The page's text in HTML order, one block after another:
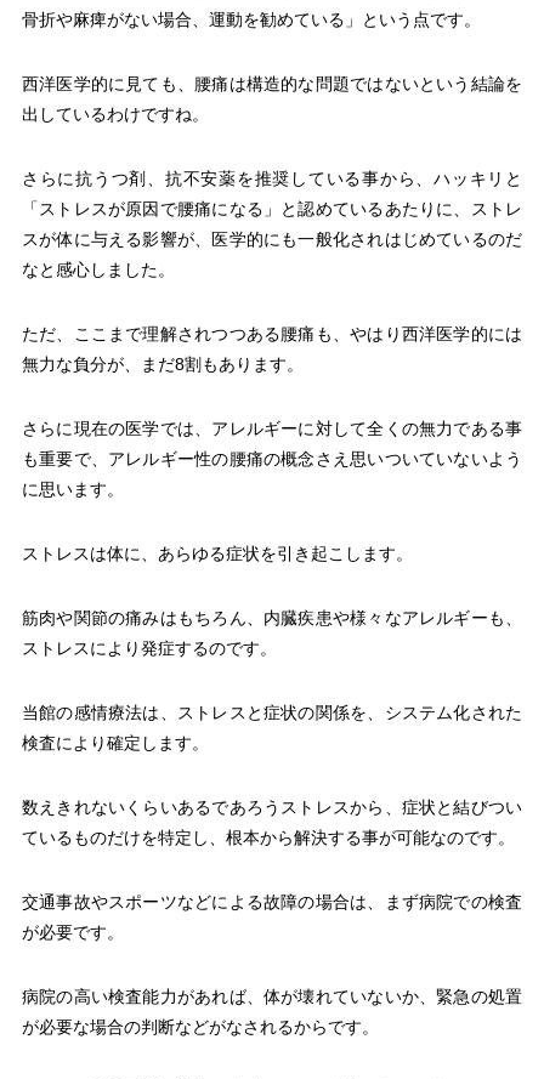
骨折や麻痺がない場合、運動を勧めている」という点です。
西洋医学的に見ても、腰痛は構造的な問題ではないという結論を
出しているわけですね。
さらに抗うつ剤、抗不安薬を推奨している事から、ハッキリと
「ストレスが原因で腰痛になる」と認めているあたりに、ストレ
スが体に与える影響が、医学的にも一般化されはじめているのだ
なと感心しました。
ただ、ここまで理解されつつある腰痛も、やはり西洋医学的には
無力な負分が、まだ8割もあります。
さらに現在の医学では、アレルギーに対して全くの無力である事
も重要で、アレルギー性の腰痛の概念さえ思いついていないよう
に思います。
ストレスは体に、あらゆる症状を引き起こします。
筋肉や関節の痛みはもちろん、内臓疾患や様々なアレルギーも、
ストレスにより発症するのです。
当館の感情療法は、ストレスと症状の関係を、システム化された
検査により確定します。
数えきれないくらいあるであろうストレスから、症状と結びつい
ているものだけを特定し、根本から解決する事が可能なのです。
交通事故やスポーツなどによる故障の場合は、まず病院での検査
が必要です。
病院の高い検査能力があれば、体が壊れていないか、緊急の処置
が必要な場合の判断などがなされるからです。